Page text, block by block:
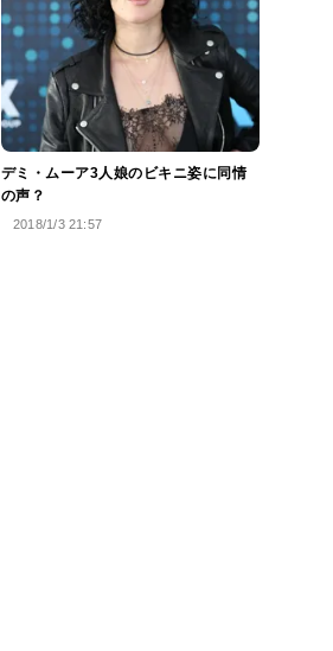
デミ・ムーア3人娘のビキニ姿に同情
の声？
2018/1/3 21:57